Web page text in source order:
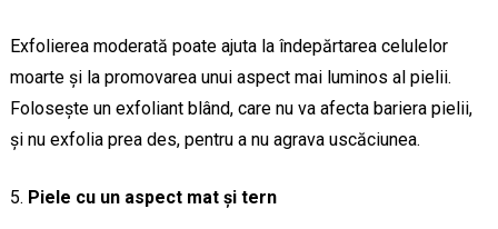
Exfolierea moderată poate ajuta la îndepărtarea celulelor
moarte și la promovarea unui aspect mai luminos al pielii.
Folosește un exfoliant blând, care nu va afecta bariera pielii,
și nu exfolia prea des, pentru a nu agrava uscăciunea.
Piele cu un aspect mat și tern